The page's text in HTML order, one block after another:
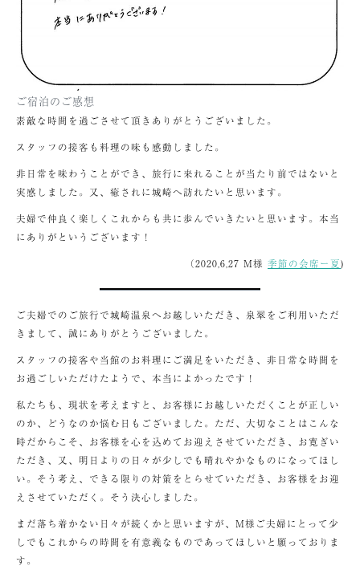
ご宿泊のご感想
素敵な時間を過ごさせて頂きありがとうございました。
スタッフの接客も料理の味も感動しました。
非日常を味わうことができ、旅行に来れることが当たり前ではないと
実感しました。又、癒されに城崎へ訪れたいと思います。
夫婦で仲良く楽しくこれからも共に歩んでいきたいと思います。本当
にありがというございます！
（2020,6,27 M様 季節の会席ー夏)
ご夫婦でのご旅行で城崎温泉へお越しいただき、泉翠をご利用いただ
きまして、誠にありがとうございました。
スタッフの接客や当館のお料理にご満足をいただき、非日常な時間を
お過ごしいただけたようで、本当によかったです！
私たちも、現状を考えますと、お客様にお越しいただくことが正しい
のか、どうなのか悩む日もございました。ただ、大切なことはこんな
時だからこそ、お客様を心を込めてお迎えさせていただき、お寛ぎい
ただき、又、明日よりの日々が少しでも晴れやかなものになってほし
い。そう考え、できる限りの対策をとらせていただき、お客様をお迎
えさせていただく。そう決心しました。
まだ落ち着かない日々が続くかと思いますが、M様ご夫婦にとって少
しでもこれからの時間を有意義なものであってほしいと願っておりま
す。